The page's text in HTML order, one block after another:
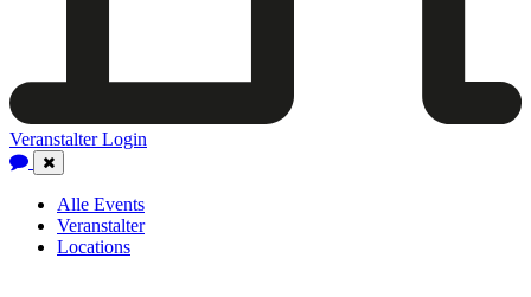
Veranstalter Login
Close
Navigation
Alle Events
Veranstalter
Locations